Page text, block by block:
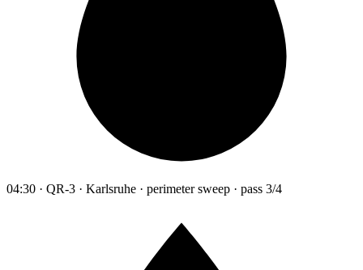
04:30 · QR-3 · Karlsruhe · perimeter sweep · pass 3/4